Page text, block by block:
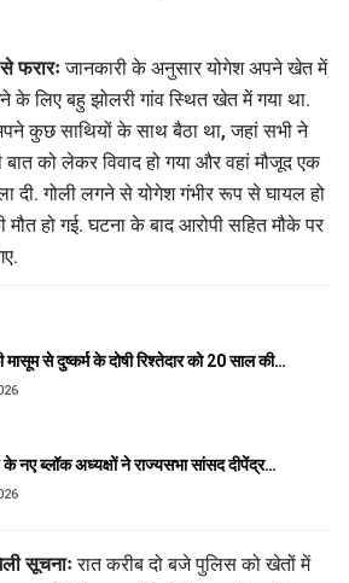
फरारःजानकारी के अनुसार योगेश अपने खेत में
लिए बहु झोलरी गांव स्थित खेत में गया था.
कुछ साथियों के साथ बैठा था, जहां सभी ने
बात को लेकर विवाद हो गया और वहां मौजूद एक
दी. गोली लगने से योगेश गंभीर रूप से घायल हो
हो गई. घटना के बाद आरोपी सहित मौके पर
मासूम से दुष्कर्म के दोषी रिश्तेदार को 20 साल की…
के नए ब्लॉक अध्यक्षों ने राज्यसभा सांसद दीपेंद्र…
सूचनाःरात करीब दो बजे पुलिस को खेतों में